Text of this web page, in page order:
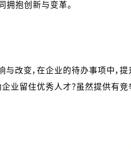
拥抱创新与变革。
改变，在企业的待办事项中，
业留住优秀人才？虽然提供有